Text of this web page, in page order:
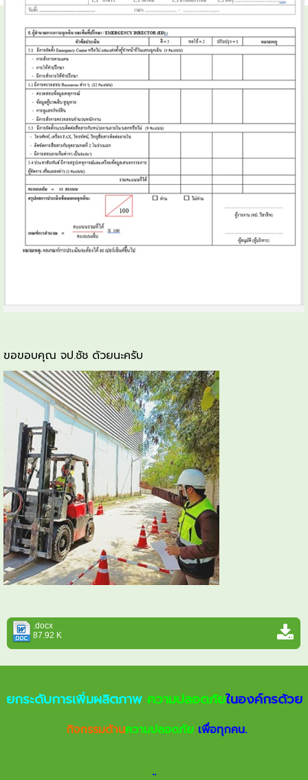
ขอขอบคุณ จป.ชัช ด้วยนะครับ
.docx
87.92 K
ยกระดับการเพิ่มผลิตภาพความปลอดภัยในองค์กรด้วย
กิจกรรมด้านความปลอดภัย เพื่อทุกคน.
..